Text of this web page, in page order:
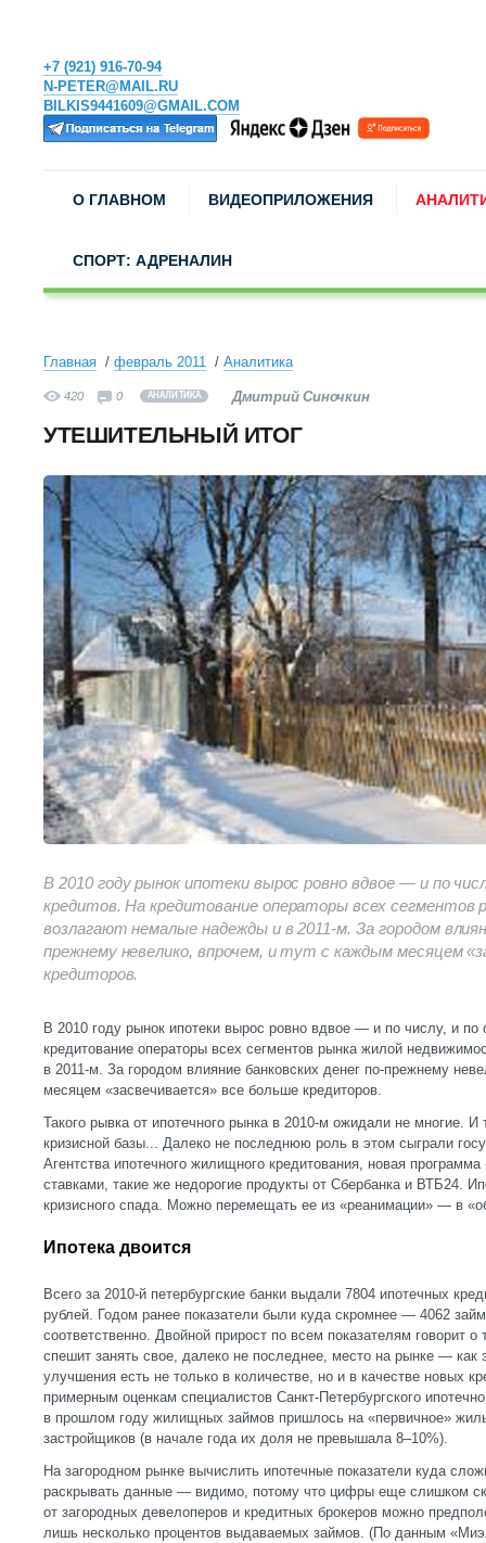
+7 (921) 916-70-94
N-PETER@MAIL.RU
BILKIS9441609@GMAIL.COM
О ГЛАВНОМ ВИДЕОПРИЛОЖЕНИЯ
СПОРТ: АДРЕНАЛИН
Главная февраль 2011 Аналитика
420 0 АНАЛИТИКА Дмитрий Синочкин
УТЕШИТЕЛЬНЫЙ ИТОГ
В 2010 году рынок ипотеки вырос ровно вдвое — и по
кредитов. На кредитование операторы всех сегментов
возлагают немалые надежды и в 2011-м. За городом
прежнему невелико, впрочем, и тут с каждым месяцем
кредиторов.
В 2010 году рынок ипотеки вырос ровно вдвое — и по числу, и
кредитование операторы всех сегментов рынка жилой
в 2011-м. За городом влияние банковских денег по-прежнему
месяцем «засвечивается» все больше кредиторов.
Такого рывка от ипотечного рынка в 2010-м ожидали не многие.
кризисной базы... Далеко не последнюю роль в этом сыграли
Агентства ипотечного жилищного кредитования, новая
ставками, такие же недорогие продукты от Сбербанка и ВТБ24.
кризисного спада. Можно перемещать ее из «реанимации» — в
Ипотека двоится
Всего за 2010-й петербургские банки выдали 7804 ипотечных
рублей. Годом ранее показатели были куда скромнее — 4062
соответственно. Двойной прирост по всем показателям говорит о
спешит занять свое, далеко не последнее, место на рынке — как
улучшения есть не только в количестве, но и в качестве новых
примерным оценкам специалистов Санкт-Петербургского
в прошлом году жилищных займов пришлось на «первичное»
застройщиков (в начале года их доля не превышала 8–10%).
На загородном рынке вычислить ипотечные показатели куда
раскрывать данные — видимо, потому что цифры еще слишком
от загородных девелоперов и кредитных брокеров можно
лишь несколько процентов выдаваемых займов. (По данным